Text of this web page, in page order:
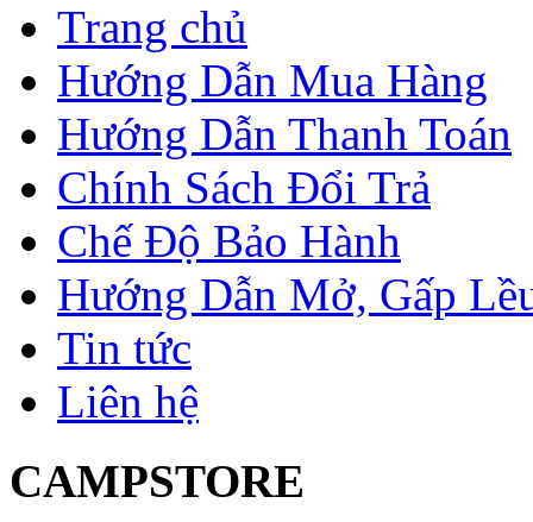
Trang chủ
Hướng Dẫn Mua Hàng
Hướng Dẫn Thanh Toán
Chính Sách Đổi Trả
Chế Độ Bảo Hành
Hướng Dẫn Mở, Gấp
Tin tức
Liên hệ
CAMPSTORE